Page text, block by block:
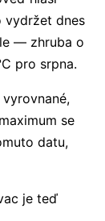
vydržet dnes
— zhruba o
pro srpna.
se
datu,
je teď